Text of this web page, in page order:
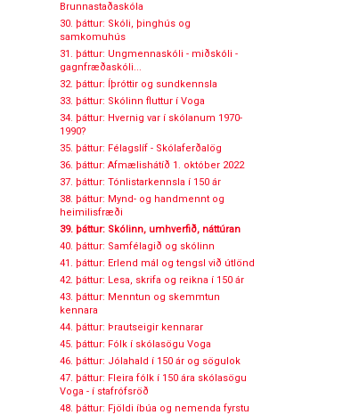
Brunnastaðaskóla
30. þáttur: Skóli, þinghús og
samkomuhús
31. þáttur: Ungmennaskóli - miðskóli -
gagnfræðaskóli...
32. þáttur: Íþróttir og sundkennsla
33. þáttur: Skólinn fluttur í Voga
34. þáttur: Hvernig var í skólanum 1970-
1990?
35. þáttur: Félagslíf - Skólaferðalög
36. þáttur: Afmælishátíð 1. október 2022
37. þáttur: Tónlistarkennsla í 150 ár
38. þáttur: Mynd- og handmennt og
heimilisfræði
39. þáttur: Skólinn, umhverfið, náttúran
40. þáttur: Samfélagið og skólinn
41. þáttur: Erlend mál og tengsl við útlönd
42. þáttur: Lesa, skrifa og reikna í 150 ár
43. þáttur: Menntun og skemmtun
kennara
44. þáttur: Þrautseigir kennarar
45. þáttur: Fólk í skólasögu Voga
46. þáttur: Jólahald í 150 ár og sögulok
47. þáttur: Fleira fólk í 150 ára skólasögu
Voga - í stafrófsröð
48. þáttur: Fjöldi íbúa og nemenda fyrstu